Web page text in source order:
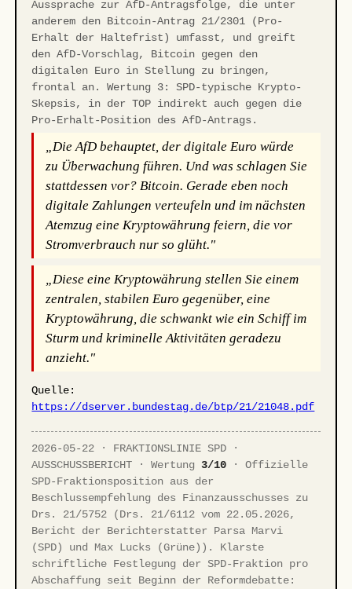
Aussprache zur AfD-Antragsfolge, die unter
anderem den Bitcoin-Antrag 21/2301 (Pro-
Erhalt der Haltefrist) umfasst, und greift
den AfD-Vorschlag, Bitcoin gegen den
digitalen Euro in Stellung zu bringen,
frontal an. Wertung 3: SPD-typische Krypto-
Skepsis, in der TOP indirekt auch gegen die
Pro-Erhalt-Position des AfD-Antrags.
„Die AfD behauptet, der digitale Euro würde
zu Überwachung führen. Und was schlagen Sie
stattdessen vor? Bitcoin. Gerade eben noch
digitale Zahlungen verteufeln und im nächsten
Atemzug eine Kryptowährung feiern, die vor
Stromverbrauch nur so glüht."
„Diese eine Kryptowährung stellen Sie einem
zentralen, stabilen Euro gegenüber, eine
Kryptowährung, die schwankt wie ein Schiff im
Sturm und kriminelle Aktivitäten geradezu
anzieht."
Quelle:
https://dserver.bundestag.de/btp/21/21048.pdf
2026-05-22 · FRAKTIONSLINIE SPD ·
AUSSCHUSSBERICHT · Wertung3/10 · Offizielle
SPD-Fraktionsposition aus der
Beschlussempfehlung des Finanzausschusses zu
Drs. 21/5752 (Drs. 21/6112 vom 22.05.2026,
Bericht der Berichterstatter Parsa Marvi
(SPD) und Max Lucks (Grüne)). Klarste
schriftliche Festlegung der SPD-Fraktion pro
Abschaffung seit Beginn der Reformdebatte: